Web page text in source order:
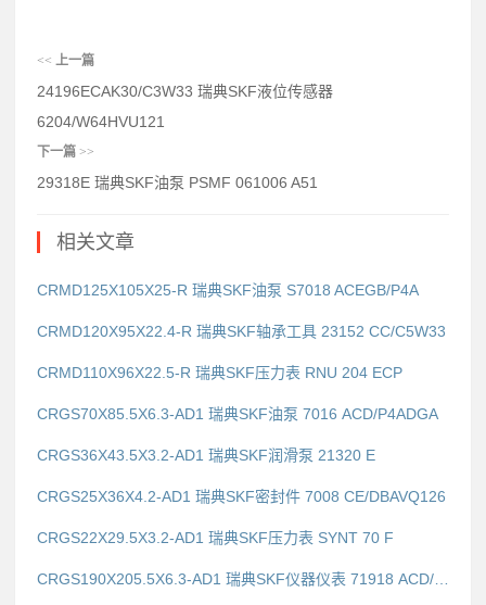
<< 上一篇
24196ECAK30/C3W33 瑞典SKF液位传感器
6204/W64HVU121
下一篇 >>
29318E 瑞典SKF油泵 PSMF 061006 A51
相关文章
CRMD125X105X25-R 瑞典SKF油泵 S7018 ACEGB/P4A
CRMD120X95X22.4-R 瑞典SKF轴承工具 23152 CC/C5W33
CRMD110X96X22.5-R 瑞典SKF压力表 RNU 204 ECP
CRGS70X85.5X6.3-AD1 瑞典SKF油泵 7016 ACD/P4ADGA
CRGS36X43.5X3.2-AD1 瑞典SKF润滑泵 21320 E
CRGS25X36X4.2-AD1 瑞典SKF密封件 7008 CE/DBAVQ126
CRGS22X29.5X3.2-AD1 瑞典SKF压力表 SYNT 70 F
CRGS190X205.5X6.3-AD1 瑞典SKF仪器仪表 71918 ACD/P4ADGB